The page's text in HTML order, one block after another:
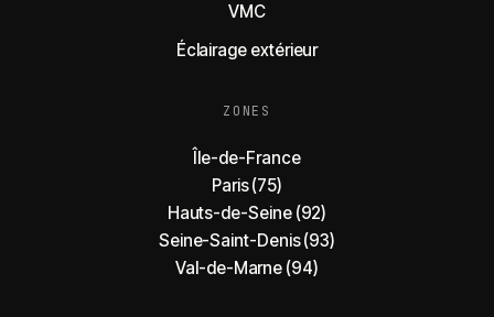
VMC
Éclairage extérieur
ZONES
Île-de-France
Paris (75)
Hauts-de-Seine (92)
Seine-Saint-Denis (93)
Val-de-Marne (94)